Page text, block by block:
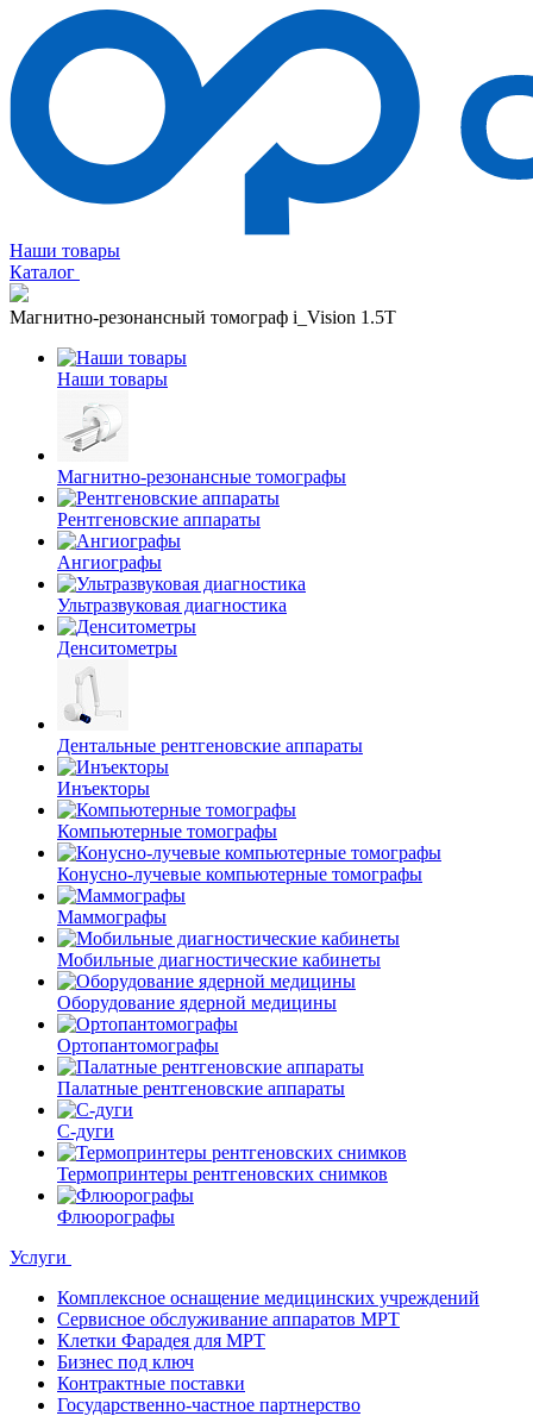
Наши товары
Каталог
Магнитно-резонансный томограф i_Vision 1.5T
Наши товары
Магнитно-резонансные томографы
Рентгеновские аппараты
Ангиографы
Ультразвуковая диагностика
Денситометры
Дентальные рентгеновские аппараты
Инъекторы
Компьютерные томографы
Конусно-лучевые компьютерные томографы
Маммографы
Мобильные диагностические кабинеты
Оборудование ядерной медицины
Ортопантомографы
Палатные рентгеновские аппараты
С-дуги
Термопринтеры рентгеновских снимков
Флюорографы
Услуги
Комплексное оснащение медицинских учреждений
Сервисное обслуживание аппаратов МРТ
Клетки Фарадея для МРТ
Бизнес под ключ
Контрактные поставки
Государственно-частное партнерство